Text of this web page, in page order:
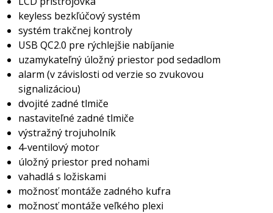
keyless bezkľúčový systém
systém trakčnej kontroly
USB QC2.0 pre rýchlejšie nabíjanie
uzamykateľný úložný priestor pod sedadlom
alarm (v závislosti od verzie so zvukovou
signalizáciou)
dvojité zadné tlmiče
nastaviteľné zadné tlmiče
výstražný trojuholník
4-ventilový motor
úložný priestor pred nohami
vahadlá s ložiskami
možnosť montáže zadného kufra
možnosť montáže veľkého plexi